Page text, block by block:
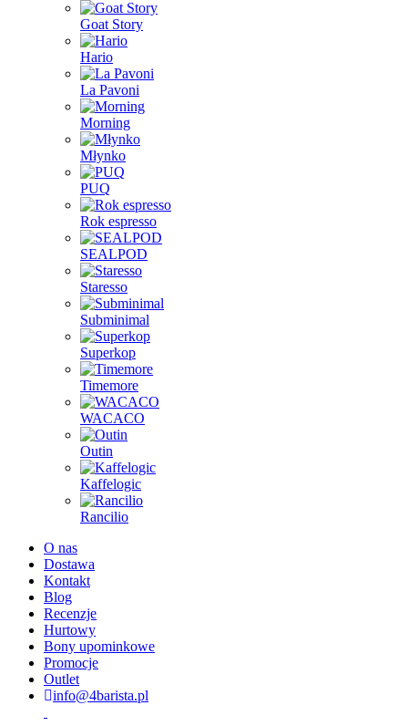
Goat Story
Hario
La Pavoni
Morning
Młynko
PUQ
Rok espresso
SEALPOD
Staresso
Subminimal
Superkop
Timemore
WACACO
Outin
Kaffelogic
Rancilio
O nas
Dostawa
Kontakt
Blog
Recenzje
Hurtowy
Bony upominkowe
Promocje
Outlet
info@4barista.pl